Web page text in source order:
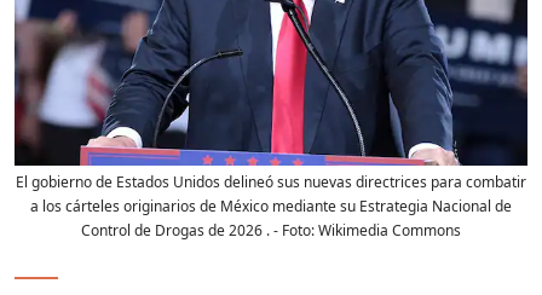
El gobierno de Estados Unidos delineó sus nuevas directrices para combatir
a los cárteles originarios de México mediante su Estrategia Nacional de
Control de Drogas de 2026 .- Foto:Wikimedia Commons